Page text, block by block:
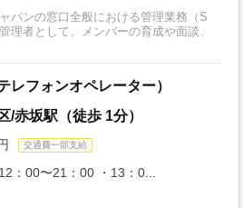
パンの窓口全般における管理業務（S
理者として、メンバーの育成や面談、
レフォンオペレーター）
/赤坂駅（徒歩 1分）
交通費一部支給
：00〜21：00 ・13：0...